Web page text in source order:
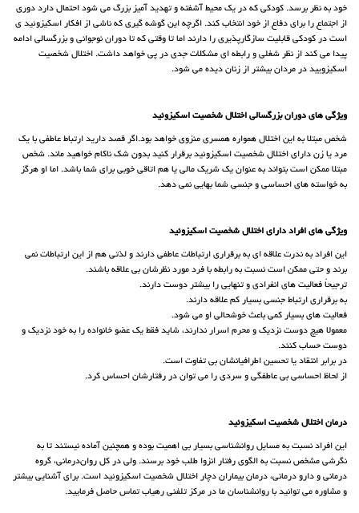
خود به نظر برسد. کودکی که در یک محیط آشفته و تهدید آمیز بزرگ می شود احتمال دارد دوری
از اجتماع را برای دفاع از خود انتخاب کند. اگرچه این گوشه گیری که ناشی از افکار اسکیزوئید ی
است در کودکی قابلیت سازگارپذیری را دارند اما تا وقتی که تا دوران نوجوانی و بزرگسالی ادامه
پیدا می کند از نظر شغلی و رابطه ای مشکلات جدی در پی خواهد داشت. اختلال شخصیت
اسکیزویید در مردان بیشتر از زنان دیده می شود.
ویژگی های دوران بزرگسالی اختلال شخصیت اسکیزوئید
شخص مبتلا به این اختلال همواره همسری منزوی خواهد بود.اگر قصد دارید ارتباط عاطفی با یک
مرد یا زن دارای اختلال شخصیت اسکیزوئید برقرار کنید بدون شک ناکام خواهید ماند. شخص
مبتلا ممکن است بتواند به عنوان یک شریک مالی یا هم اتاقی خوبی برای شما باشد. اما او هرگز
به خواسته های احساسی و جنسی شما بهایی نمی دهد.
ویژگی های افراد دارای اختلال شخصیت اسکیزوئید
این افراد به ندرت علاقه ای به برقراری ارتباطات عاطفی دارند و لذتی هم از این ارتباطات نمی
برند و حتی ممکن است نسبت به رابطه با فرد مورد نظرشان بی علاقه باشند.
ترجیحاً فعالیت های انفرادی و تنهایی را بیشتر دوست دارند.
به برقراری ارتباط جنسی بسیار کم علاقه دارند.
فعالیت های بسیار کمی باعث خوشحالی او می شود.
معمولا هیچ دوست نزدیک و محرم اسرار ندارند، شاید فقط یک عضو خانواده را به خود نزدیک و
دوست حساب کنند.
در برابر انتقاد یا تحسین اطرافیانشان بی تفاوت است.
از لحاظ احساسی بی عاطفگی و سردی را می توان در رفتارشان احساس کرد.
درمان اختلال شخصیت اسکیزوئید
این افراد نسبت به مسایل روانشناسی بسیار بی اهمیت بوده و همچنین آماده نیستند تا به
نگرشی مشخص نسبت به الگوی رفتار انزوا طلب خود برسند. ولی در کل روان‌درمانی، گروه
درمانی و دارو درمانی، درمان بیماران دچار اختلال شخصیت اسکیزوئید است. برای آشنایی بیشتر
و مشاوره می توانید با روانشناسان ما در مرکز تلفنی رهیاب تماس حاصل فرمایید.